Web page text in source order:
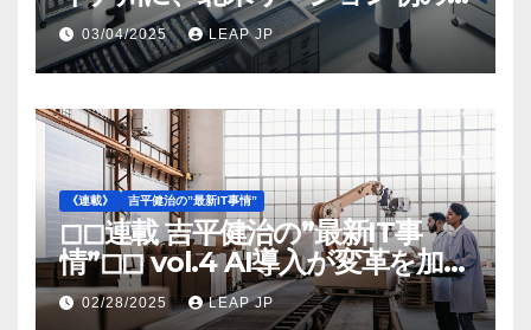
工場建設を決定
03/04/2025 LEAP JP
《連載》 吉平健治の”最新IT事情”
◻︎◻︎連載 吉平健治の”最新IT事
情”◻︎◻︎ vol.4 AI導入が変革を加速
する米国製造業の最前線
02/28/2025 LEAP JP